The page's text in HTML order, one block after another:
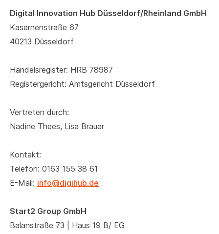
Digital Innovation Hub Düsseldorf/Rheinland GmbH
Kasernenstraße 67
40213 Düsseldorf
Handelsregister: HRB 78987
Registergericht: Amtsgericht Düsseldorf
Vertreten durch:
Nadine Thees, Lisa Brauer
Kontakt:
Telefon: 0163 155 38 61
E-Mail: info@digihub.de
Start2 Group GmbH
Balanstraße 73 | Haus 19 B/ EG